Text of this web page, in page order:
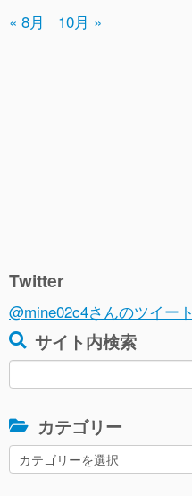
« 8月 10月 »
Twitter
@mine02c4さんのツイート
サイト内検索
検
索:
カテゴリー
カ
テ